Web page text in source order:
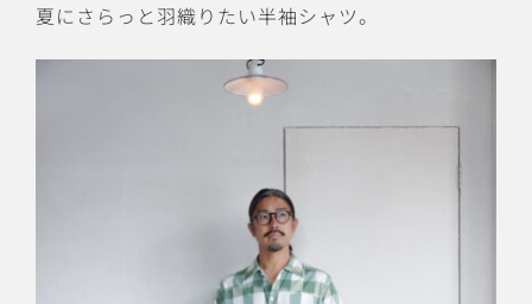
夏にさらっと羽織りたい半袖シャツ。